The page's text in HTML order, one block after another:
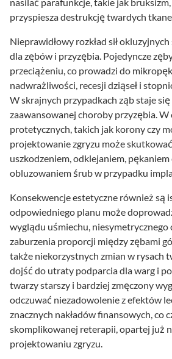
przyspiesza destrukcję twardych
Nieprawidłowy rozkład sił
dla zębów i przyzębia. Pojedyncze
przeciążeniu, co prowadzi do
nadwrażliwości, recesji dziąseł i
W skrajnych przypadkach ząb staje
zaawansowanej choroby przyzębia.
protetycznych, takich jak korony czy
projektowanie zgryzu może
uszkodzeniem, odklejaniem,
obluzowaniem śrub w przypadku
Konsekwencje estetyczne również są
odpowiedniego planu może
wyglądu uśmiechu, niesymetrycznego
zaburzenia proporcji między zębami
także niekorzystnych zmian w rysach
dojść do utraty podparcia dla warg i
twarzy starszy i bardziej zmęczony
odczuwać niezadowolenie z efektów
znacznych nakładów finansowych, co
skomplikowanej reterapii, opartej już
projektowaniu zgryzu.